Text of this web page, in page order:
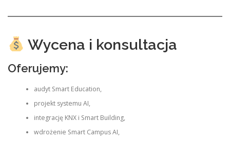
Wycena i konsultacja
Oferujemy:
audyt Smart Education,
projekt systemu AI,
integrację KNX i Smart Building,
wdrożenie Smart Campus AI,